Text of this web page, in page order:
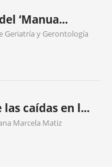
‘Manua...
Geriatría y Gerontología
caídas en l...
Marcela Matiz